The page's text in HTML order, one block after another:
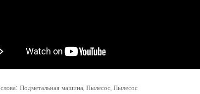
Подметальная машина, Пылесос, Пылесос